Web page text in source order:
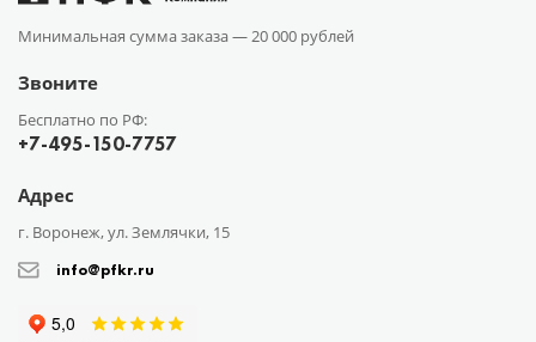
Минимальная сумма заказа —20 000 рублей
Звоните
Бесплатно по РФ:
+7-495-150-7757
Адрес
г. Воронеж, ул. Землячки, 15
info@pfkr.ru